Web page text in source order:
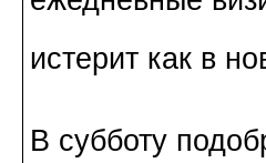
истерит как в
В субботу